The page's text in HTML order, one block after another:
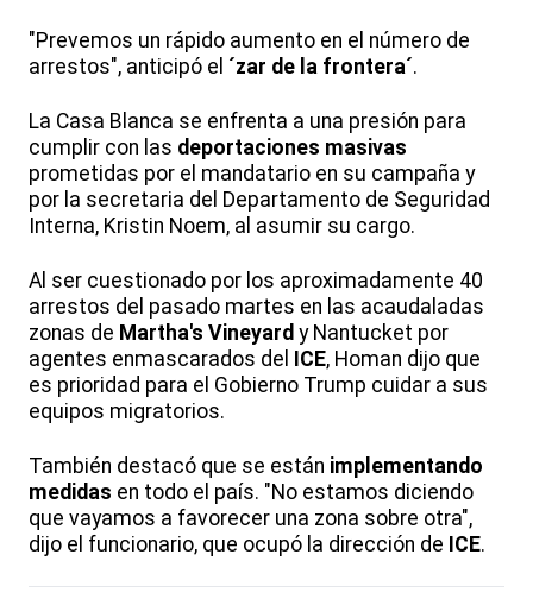
"Prevemos un rápido aumento en el número de
arrestos", anticipó el ´zar de la frontera´.
La Casa Blanca se enfrenta a una presión para
cumplir con las deportaciones masivas
prometidas por el mandatario en su campaña y
por la secretaria del Departamento de Seguridad
Interna, Kristin Noem, al asumir su cargo.
Al ser cuestionado por los aproximadamente 40
arrestos del pasado martes en las acaudaladas
zonas de Martha's Vineyard y Nantucket por
agentes enmascarados del
ICE, Homan dijo que
es prioridad para el Gobierno Trump cuidar a sus
equipos migratorios.
También destacó que se están implementando
medidas en todo el país. "No estamos diciendo
que vayamos a favorecer una zona sobre otra",
dijo el funcionario, que ocupó la dirección de ICE.